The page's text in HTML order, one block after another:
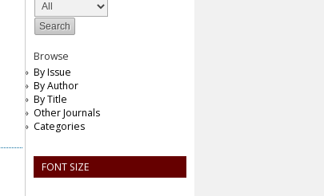
Browse
By Issue
By Author
By Title
Other Journals
Categories
FONT SIZE